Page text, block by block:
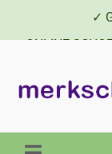
✓
✓ ONLINE